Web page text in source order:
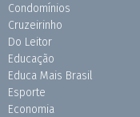
Condomínios
Cruzeirinho
Do Leitor
Educação
Educa Mais Brasil
Esporte
Economia